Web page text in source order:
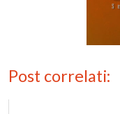
Post correlati: